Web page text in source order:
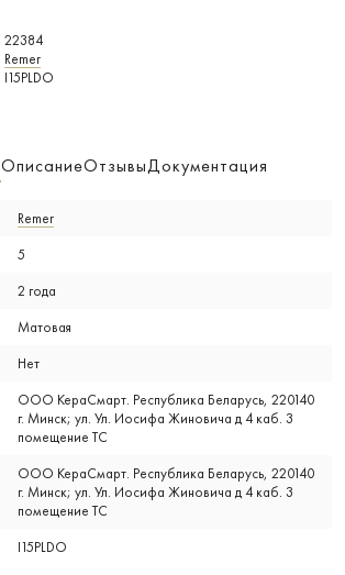
22384
Remer
I15PLDO
ОписаниеОтзывыДокументация
Remer
5
2 года
Матовая
Нет
ООО КераСмарт. Республика Беларусь, 220140
г. Минск; ул. Ул. Иосифа Жиновича д 4 каб. 3
помещение ТС
ООО КераСмарт. Республика Беларусь, 220140
г. Минск; ул. Ул. Иосифа Жиновича д 4 каб. 3
помещение ТС
I15PLDO